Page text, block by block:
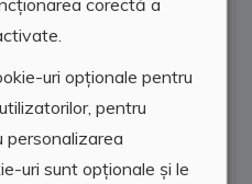
corectă a
uri opționale pentru
pentru
personalizarea
uri sunt opționale și le